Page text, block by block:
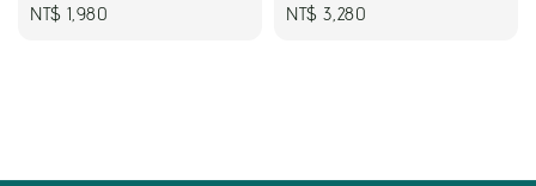
Regular
NT$ 1,980
Regular
NT$ 3,280